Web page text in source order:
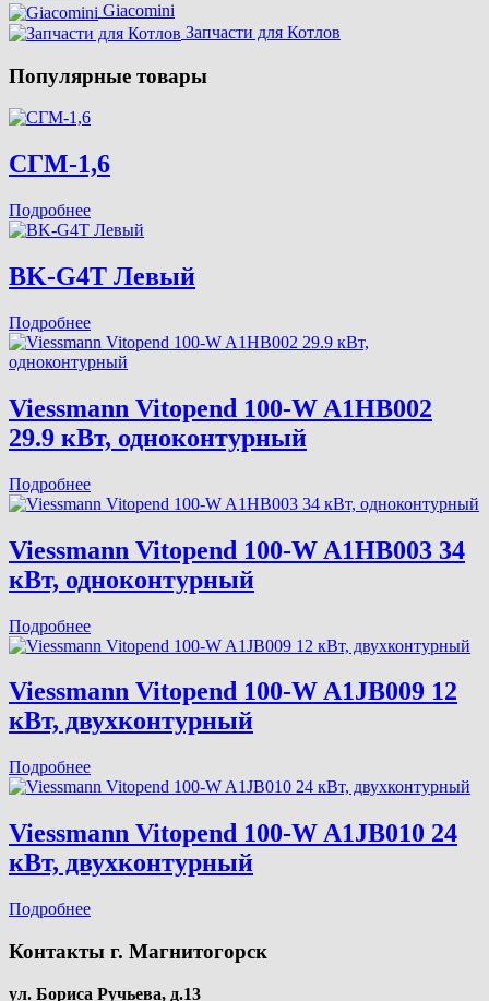
Giacomini
Запчасти для Котлов
Популярные товары
СГМ-1,6
Подробнее
BK-G4T Левый
Подробнее
Viessmann Vitopend 100-W A1HB002
29.9 кВт, одноконтурный
Подробнее
Viessmann Vitopend 100-W A1HB003 34
кВт, одноконтурный
Подробнее
Viessmann Vitopend 100-W A1JB009 12
кВт, двухконтурный
Подробнее
Viessmann Vitopend 100-W A1JB010 24
кВт, двухконтурный
Подробнее
Контакты г. Магнитогорск
ул. Бориса Ручьева, д.13